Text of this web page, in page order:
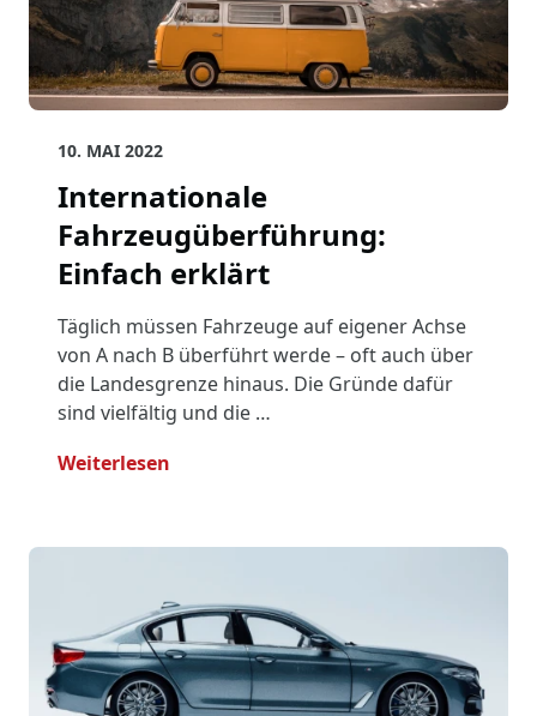
10. MAI 2022
Internationale
Fahrzeugüberführung:
Einfach erklärt
Täglich müssen Fahrzeuge auf eigener Achse
von A nach B überführt werde – oft auch über
die Landesgrenze hinaus. Die Gründe dafür
sind vielfältig und die …
Weiterlesen